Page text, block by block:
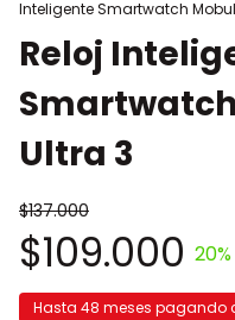
Inteligente Smartwatch
Reloj
Ultra 3
$137.000
$109.000 20
Hasta 48 meses pagando